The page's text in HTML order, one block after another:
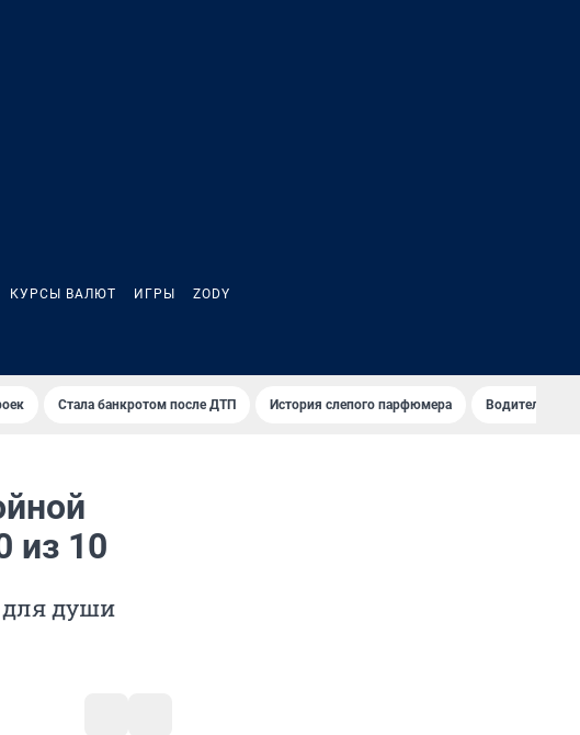
КУРСЫ ВАЛЮТ ИГРЫ ZODY
Стала банкротом после ДТП История слепого парфюмера Водители
из 10
для души